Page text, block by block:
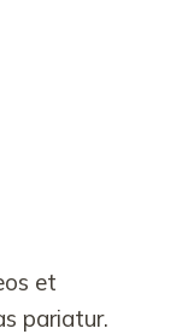
et
pariatur.